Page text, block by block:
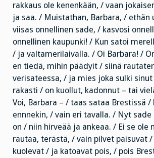
rakkaus ole kenenkään, / vaan
ja saa. / Muistathan, Barbara, / ethän
viisas onnellinen sade, / kasvosi
onnellinen kaupunki! / Kun satoi
/ ja valtamerilaivalla. / Oi Barbara! /
en tiedä, mihin päädyit / siinä
verisateessa, / ja mies joka sulki
rakasti / on kuollut, kadonnut – tai
Voi, Barbara – / taas sataa Brestissä /
ennnekin, / vain eri tavalla. / Nyt
on / niin hirveää ja ankeaa. / Ei se ole
rautaa, terästä, / vain pilvet paisuvat
kuolevat / ja katoavat pois, / pois